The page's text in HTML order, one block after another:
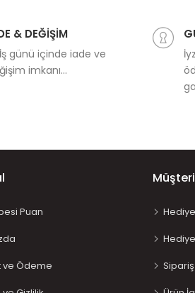
& DEĞİŞİM
günü içinde iade ve
imkanı...
Puan
ve Ödeme